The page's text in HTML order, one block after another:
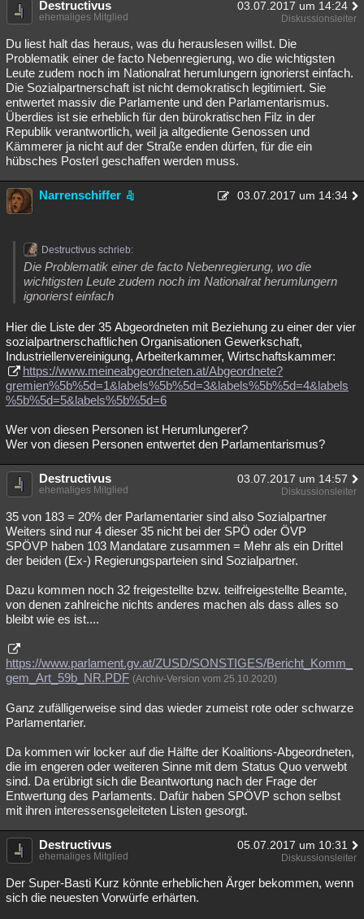
Destructivus 03.07.2017 um 14:24
ehemaliges Mitglied Diskussionsleiter
Du liest halt das heraus, was du herauslesen willst. Die
Problematik einer de facto Nebenregierung, wo die wichtigsten
Leute zudem noch im Nationalrat herumlungern ignorierst einfach.
Die Sozialpartnerschaft ist nicht demokratisch legitimiert. Sie
entwertet massiv die Parlamente und den Parlamentarismus.
Überdies ist sie erheblich für den bürokratischen Filz in der
Republik verantwortlich, weil ja altgediente Genossen und
Kämmerer ja nicht auf der Straße enden dürfen, für die ein
hübsches Posterl geschaffen werden muss.
Narrenschiffer 03.07.2017 um 14:34
Destructivus schrieb:
Die Problematik einer de facto Nebenregierung, wo die
wichtigsten Leute zudem noch im Nationalrat herumlungern
ignorierst einfach
Hier die Liste der 35 Abgeordneten mit Beziehung zu einer der vier
sozialpartnerschaftlichen Organisationen Gewerkschaft,
Industriellenvereinigung, Arbeiterkammer, Wirtschaftskammer:
https://www.meineabgeordneten.at/Abgeordnete?
gremien%5b%5d=1&labels%5b%5d=3&labels%5b%5d=4&labels
%5b%5d=5&labels%5b%5d=6
Wer von diesen Personen ist Herumlungerer?
Wer von diesen Personen entwertet den Parlamentarismus?
Destructivus 03.07.2017 um 14:57
ehemaliges Mitglied Diskussionsleiter
35 von 183 = 20% der Parlamentarier sind also Sozialpartner
Weiters sind nur 4 dieser 35 nicht bei der SPÖ oder ÖVP
SPÖVP haben 103 Mandatare zusammen = Mehr als ein Drittel
der beiden (Ex-) Regierungsparteien sind Sozialpartner.
Dazu kommen noch 32 freigestellte bzw. teilfreigestellte Beamte,
von denen zahlreiche nichts anderes machen als dass alles so
bleibt wie es ist....
https://www.parlament.gv.at/ZUSD/SONSTIGES/Bericht_Komm_
gem_Art_59b_NR.PDF (Archiv-Version vom 25.10.2020)
Ganz zufälligerweise sind das wieder zumeist rote oder schwarze
Parlamentarier.
Da kommen wir locker auf die Hälfte der Koalitions-Abgeordneten,
die im engeren oder weiteren Sinne mit dem Status Quo verwebt
sind. Da erübrigt sich die Beantwortung nach der Frage der
Entwertung des Parlaments. Dafür haben SPÖVP schon selbst
mit ihren interessensgeleiteten Listen gesorgt.
Destructivus 05.07.2017 um 10:31
ehemaliges Mitglied Diskussionsleiter
Der Super-Basti Kurz könnte erheblichen Ärger bekommen, wenn
sich die neuesten Vorwürfe erhärten.